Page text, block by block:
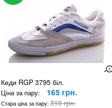
Кеди RGP 3795 біл.
Ціна за пару: 165 грн.
Стара ціна за пару:310 грн.